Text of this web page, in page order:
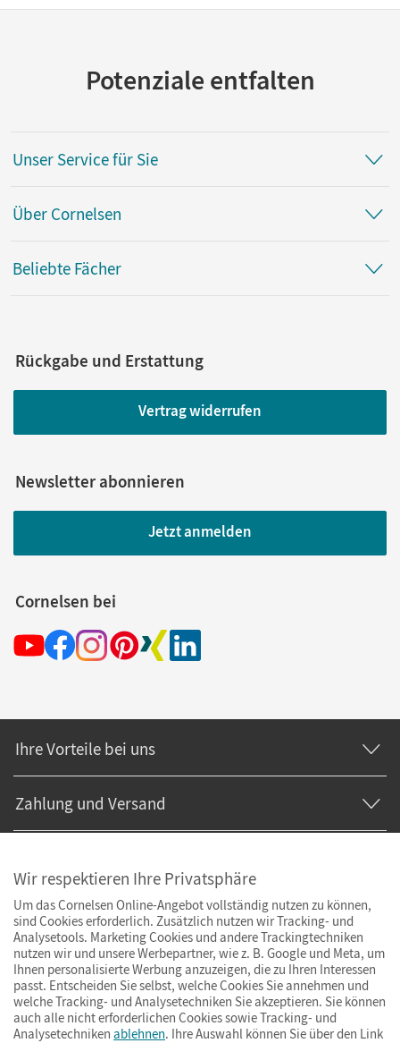
Potenziale entfalten
Unser Service für Sie
Über Cornelsen
Beliebte Fächer
Rückgabe und Erstattung
Vertrag widerrufen
Newsletter abonnieren
Jetzt anmelden
Cornelsen bei
Ihre Vorteile bei uns
Zahlung und Versand
Wir respektieren Ihre Privatsphäre
Um das Cornelsen Online-Angebot vollständig nutzen zu können,
sind Cookies erforderlich. Zusätzlich nutzen wir Tracking- und
Analysetools. Marketing Cookies und andere Trackingtechniken
nutzen wir und unsere Werbepartner, wie z. B. Google und Meta, um
Ihnen personalisierte Werbung anzuzeigen, die zu Ihren Interessen
passt. Entscheiden Sie selbst, welche Cookies Sie annehmen und
welche Tracking- und Analysetechniken Sie akzeptieren. Sie können
auch alle nicht erforderlichen Cookies sowie Tracking- und
Analysetechniken ablehnen. Ihre Auswahl können Sie über den Link